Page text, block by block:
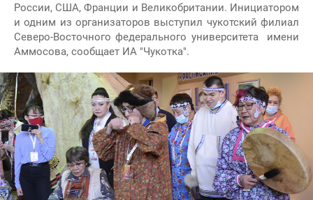
России, США, Франции и Великобритании. Инициатором
и одним из организаторов выступил чукотский филиал
Северо-Восточного федерального университета имени
Аммосова, сообщает ИА "Чукотка".